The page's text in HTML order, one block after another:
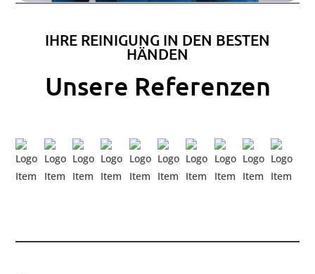
IHRE REINIGUNG IN DEN BESTEN
HÄNDEN
Unsere Referenzen